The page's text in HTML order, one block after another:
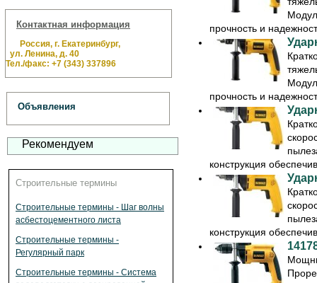
Контактная информация
Россия, г. Екатеринбург,
ул. Ленина, д. 40
Тел./факс: +7 (343) 337896
Объявления
Рекомендуем
Строительные термины
Строительные термины - Шаг волны
асбестоцементного листа
Строительные термины -
Регулярный парк
Строительные термины - Система
прочность и
прочность и
конструкция
конструкция